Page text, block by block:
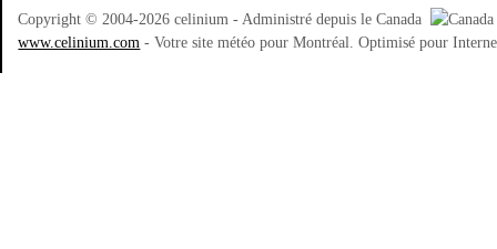
Copyright © 2004-2026 celinium - Administré depuis le Canada
www.celinium.com - Votre site météo pour Montréal. Optimisé pour